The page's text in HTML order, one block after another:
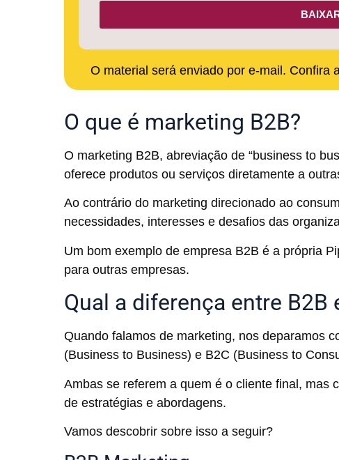
O material será enviado por e-mail. Confira
O que é marketing B2B?
O marketing B2B, abreviação de “business to
oferece produtos ou serviços diretamente a
Ao contrário do marketing direcionado ao
necessidades, interesses e desafios das
Um bom exemplo de empresa B2B é a própria
para outras empresas.
Qual a diferença entre B2B
Quando falamos de marketing, nos deparamos
(Business to Business) e B2C (Business to
Ambas se referem a quem é o cliente final, mas
de estratégias e abordagens.
Vamos descobrir sobre isso a seguir?